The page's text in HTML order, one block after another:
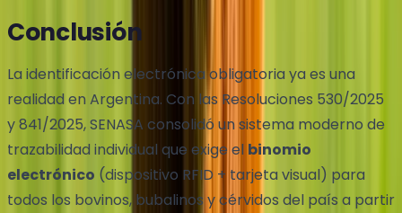
Conclusión
La identificación electrónica obligatoria ya es una
realidad en Argentina. Con las Resoluciones 530/2025
y 841/2025, SENASA consolidó un sistema moderno de
trazabilidad individual que exige el binomio
electrónico (dispositivo RFID + tarjeta visual) para
todos los bovinos, bubalinos y cérvidos del país a partir